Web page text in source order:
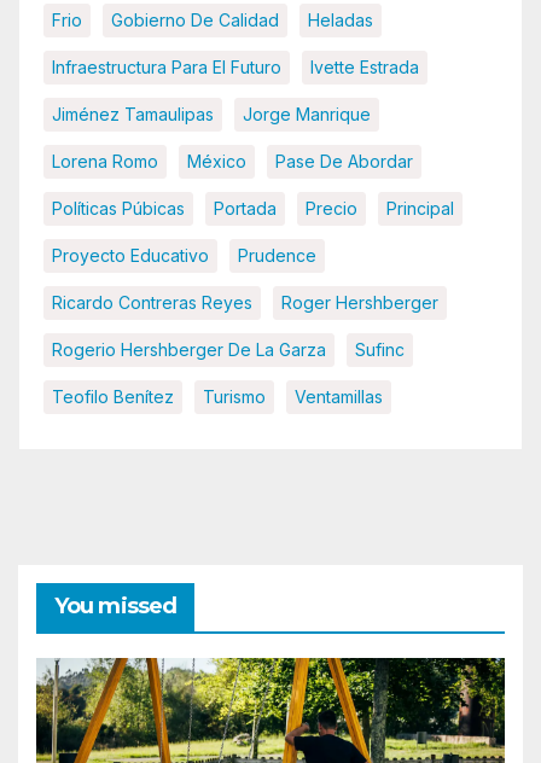
Frio Gobierno De Calidad Heladas
Infraestructura Para El Futuro Ivette Estrada
Jiménez Tamaulipas Jorge Manrique
Lorena Romo México Pase De Abordar
Políticas Púbicas Portada Precio Principal
Proyecto Educativo Prudence
Ricardo Contreras Reyes Roger Hershberger
Rogerio Hershberger De La Garza Sufinc
Teofilo Benítez Turismo Ventamillas
You missed